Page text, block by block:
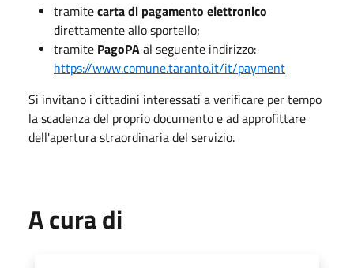
tramitecarta di pagamento elettronico
direttamente allo sportello;
tramite PagoPAal seguente indirizzo:
https://www.comune.taranto.it/it/payment
Si invitano i cittadini interessati a verificare per tempo
la scadenza del proprio documento e ad approfittare
dell'apertura straordinaria del servizio.
A cura di